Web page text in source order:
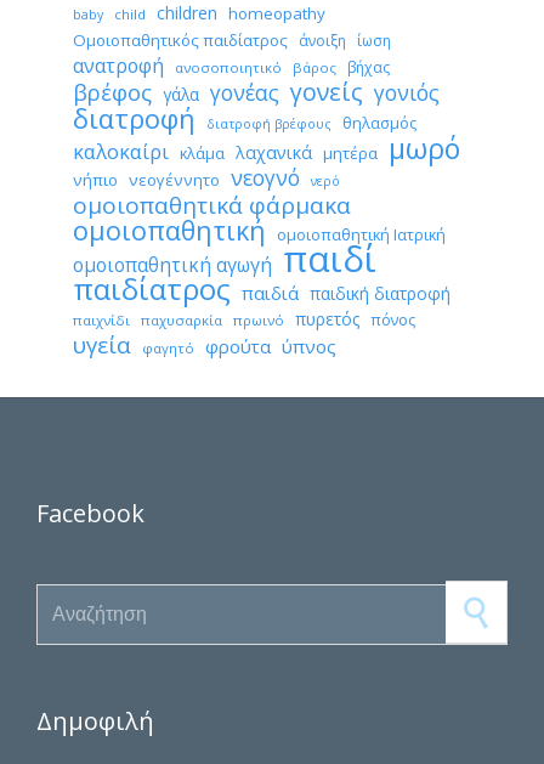
baby child children homeopathy
Ομοιοπαθητικός παιδίατρος άνοιξη ίωση
ανατροφή ανοσοποιητικό βάρος βήχας
βρέφος γάλα γονέας γονείς γονιός
διατροφή διατροφή βρέφους θηλασμός
καλοκαίρι κλάμα λαχανικά μητέρα μωρό
νήπιο νεογέννητο νεογνό νερό
ομοιοπαθητικά φάρμακα
ομοιοπαθητική ομοιοπαθητική Ιατρική
ομοιοπαθητική αγωγή παιδί
παιδίατρος παιδιά παιδική διατροφή
παιχνίδι παχυσαρκία πρωινό πυρετός πόνος
υγεία φαγητό φρούτα ύπνος
Facebook
Search for:
Δημοφιλή